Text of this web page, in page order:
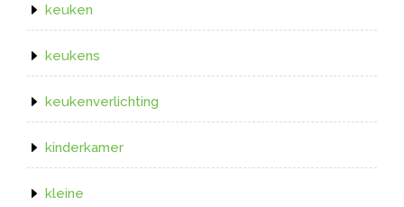
keuken
keukens
keukenverlichting
kinderkamer
kleine